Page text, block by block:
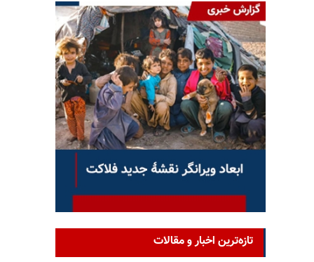
تازه‌ترین اخبار و مقالات